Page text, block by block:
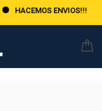
HACEMOS ENVIOS!!!